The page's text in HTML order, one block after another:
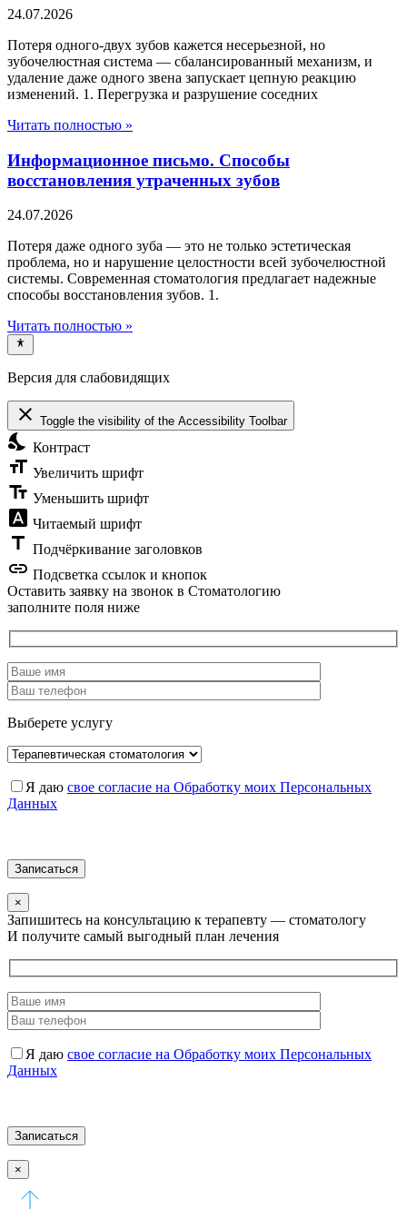
24.07.2026
Потеря одного-двух зубов кажется несерьезной, но
зубочелюстная система — сбалансированный механизм, и
удаление даже одного звена запускает цепную реакцию
изменений. 1. Перегрузка и разрушение соседних
Читать полностью »
Информационное письмо. Способы
восстановления утраченных зубов
24.07.2026
Потеря даже одного зуба — это не только эстетическая
проблема, но и нарушение целостности всей зубочелюстной
системы. Современная стоматология предлагает надежные
способы восстановления зубов. 1.
Читать полностью »
Версия для слабовидящих
close Toggle the visibility of the Accessibility Toolbar
nights_stay Контраст
format_size Увеличить шрифт
text_fields Уменьшить шрифт
font_download Читаемый шрифт
title Подчёркивание заголовков
link Подсветка ссылок и кнопок
Оставить заявку на звонок в Стоматологию
заполните поля ниже
Выберете услугу
Я даю свое согласие на Обработку моих Персональных
Данных
×
Запишитесь на консультацию к терапевту — стоматологу
И получите самый выгодный план лечения
Я даю свое согласие на Обработку моих Персональных
Данных
×